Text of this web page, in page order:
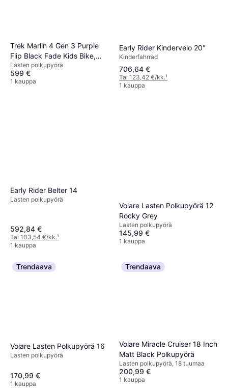
Trek Marlin 4 Gen 3 Purple
Flip Black Fade Kids Bike,
Unisex
Lasten polkupyörä
599 €
1 kauppa
Early Rider Kindervelo 20"
Kinderfahrrad
706,64 €
Tai 123,42 €/kk.¹
1 kauppa
Early Rider Belter 14
Lasten polkupyörä
592,84 €
Tai 103,54 €/kk.¹
1 kauppa
Volare Lasten Polkupyörä 12
Rocky Grey
Lasten polkupyörä
145,99 €
1 kauppa
Trendaava
Volare Lasten Polkupyörä 16
Lasten polkupyörä
170,99 €
1 kauppa
Trendaava
Volare Miracle Cruiser 18 Inch
Matt Black Polkupyörä
Lasten polkupyörä, 18 tuumaa
200,99 €
1 kauppa